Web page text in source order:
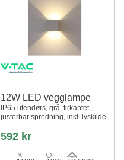
12W LED vegglampe
IP65 utendørs, grå, firkantet,
justerbar spredning, inkl. lyskilde
592 kr